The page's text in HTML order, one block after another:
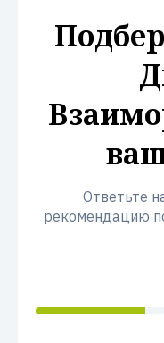
Ответьте
рекомендацию